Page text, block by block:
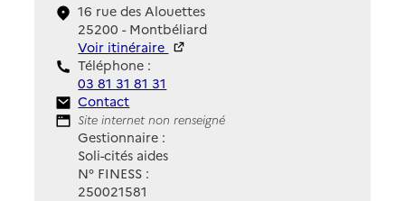
16 rue des Alouettes
25200 - Montbéliard
Voir itinéraire
Téléphone :
03 81 31 81 31
Contact
Contact
Site Internet
Site internet non renseigné
Gestionnaire :
Soli-cités aides
N° FINESS :
250021581